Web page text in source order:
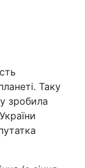
Таку
зробила